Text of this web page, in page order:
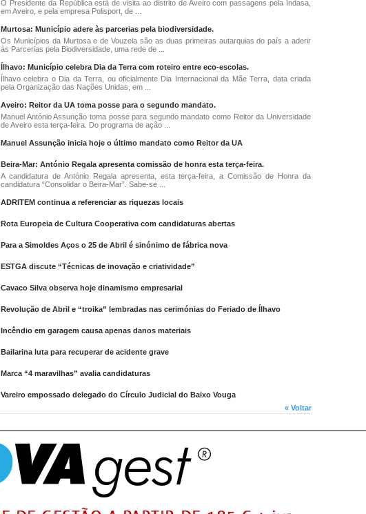
O Presidente da República está de visita ao distrito de Aveiro com passagens pela Indasa,
em Aveiro, e pela empresa Polisport, de ...
Murtosa: Município adere às parcerias pela biodiversidade.
Os Municípios da Murtosa e de Vouzela são as duas primeiras autarquias do país a aderir
às Parcerias pela Biodiversidade, uma rede de ...
Ílhavo: Município celebra Dia da Terra com roteiro entre eco-escolas.
Ílhavo celebra o Dia da Terra, ou oficialmente Dia Internacional da Mãe Terra, data criada
pela Organização das Nações Unidas, em ...
Aveiro: Reitor da UA toma posse para o segundo mandato.
Manuel António Assunção toma posse para segundo mandato como Reitor da Universidade
de Aveiro esta terça-feira. Do programa de ação ...
Manuel Assunção inicia hoje o último mandato como Reitor da UA
Beira-Mar: António Regala apresenta comissão de honra esta terça-feira.
A candidatura de António Regala apresenta, esta terça-feira, a Comissão de Honra da
candidatura “Consolidar o Beira-Mar”. Sabe-se ...
ADRITEM continua a referenciar as riquezas locais
Rota Europeia de Cultura Cooperativa com candidaturas abertas
Para a Simoldes Aços o 25 de Abril é sinónimo de fábrica nova
ESTGA discute “Técnicas de inovação e criatividade”
Cavaco Silva observa hoje dinamismo empresarial
Revolução de Abril e “troika” lembradas nas cerimónias do Feriado de Ílhavo
Incêndio em garagem causa apenas danos materiais
Bailarina luta para recuperar de acidente grave
Marca “4 maravilhas” avalia candidaturas
Vareiro empossado delegado do Círculo Judicial do Baixo Vouga
« Voltar